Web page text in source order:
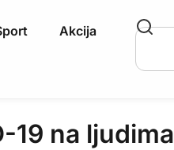
Akcija
19 na ljudima